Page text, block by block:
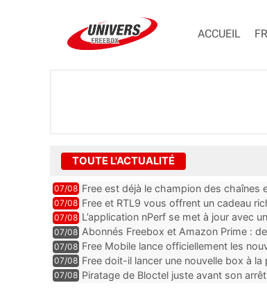
ACCUEIL
TOUTE L'ACTUALITÉ
07/08 Free est déjà le champion des chaînes
encore au moin...
07/08 Free et RTL9 vous offrent un cadeau
l’obtenir
07/08 L’application nPerf se met à jour avec
Mobile, Orange, SFR ...
07/08 Abonnés Freebox et Amazon Prime :
07/08 Free Mobile lance officiellement les
des promos et des cadeaux
07/08 Free doit-il lancer une nouvelle box à
07/08 Piratage de Bloctel juste avant son